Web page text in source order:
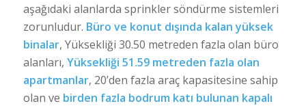
aşağıdaki alanlarda sprinkler söndürme sistemleri
zorunludur. Büro ve konut dışında kalan yüksek
binalar, Yüksekliği 30.50 metreden fazla olan büro
alanları, Yüksekliği 51.59 metreden fazla olan
apartmanlar, 20’den fazla araç kapasitesine sahip
olan ve birden fazla bodrum katı bulunan kapalı